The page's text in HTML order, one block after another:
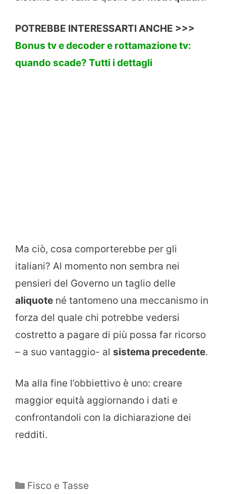
POTREBBE INTERESSARTI ANCHE >>>
Bonus tv e decoder e rottamazione tv:
quando scade? Tutti i dettagli
Ma ciò, cosa comporterebbe per gli
italiani? Al momento non sembra nei
pensieri del Governo un taglio delle
aliquote né tantomeno una meccanismo in
forza del quale chi potrebbe vedersi
costretto a pagare di più possa far ricorso
– a suo vantaggio- al sistema precedente.
Ma alla fine l’obbiettivo è uno: creare
maggior equità aggiornando i dati e
confrontandoli con la dichiarazione dei
redditi.
Categorie
Fisco e Tasse